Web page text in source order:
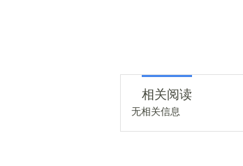
相关阅读
无相关信息